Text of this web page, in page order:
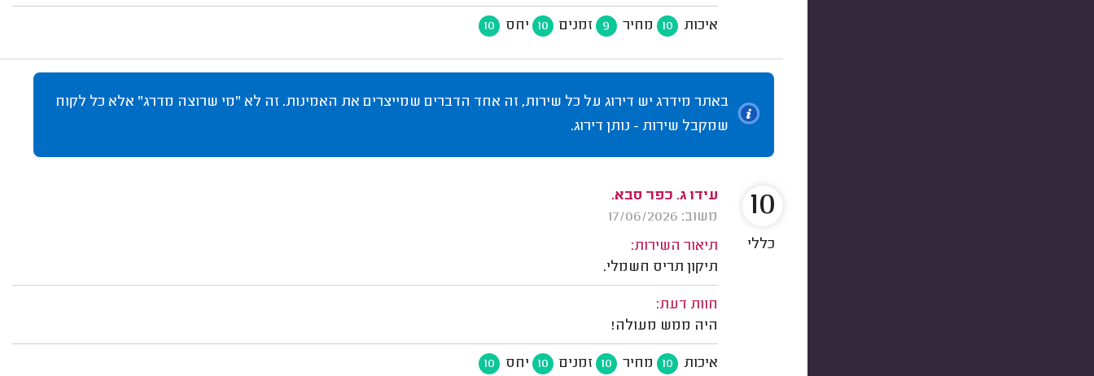
איכות 10 מחיר 9 זמנים 10 יחס 10
באתר מידרג יש דירוג על כל שירות, זה אחד הדברים שמייצרים את האמינות. זה לא "מי שרוצה מדרג" אלא כל לקוח
שמקבל שירות - נותן דירוג.
עידו ג. כפר סבא.
משוב: 17/06/2026
תיאור השירות:
תיקון תריס חשמלי.
חוות דעת:
היה ממש מעולה!
איכות 10 מחיר 10 זמנים 10 יחס 10
10
כללי